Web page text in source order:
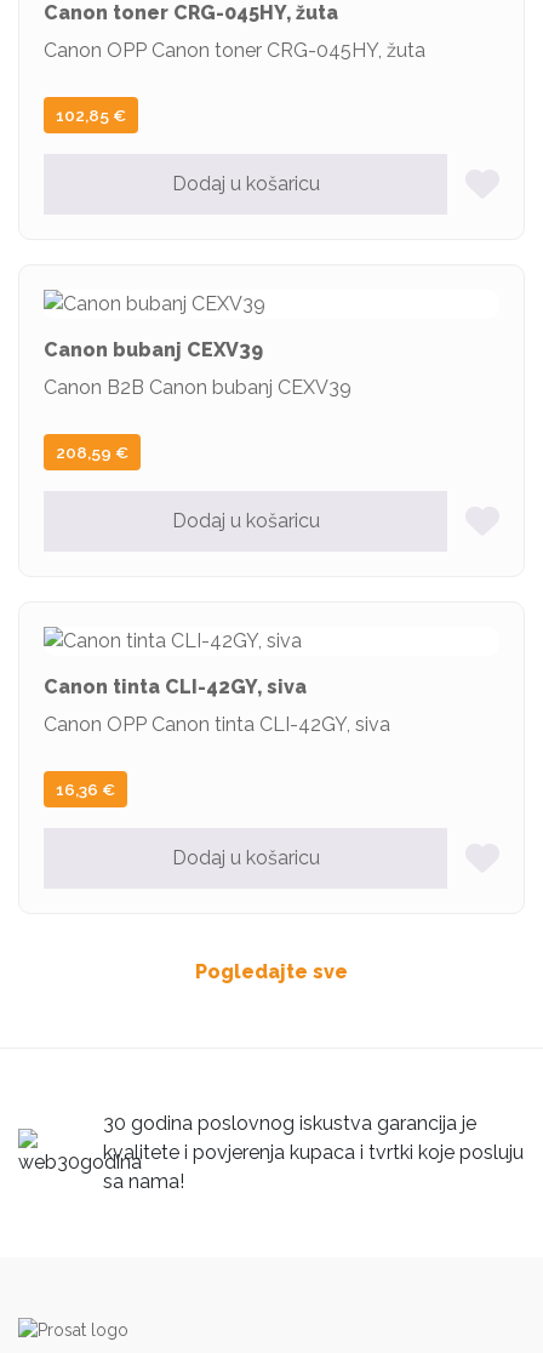
Canon toner CRG-045HY, žuta
Canon OPP Canon toner CRG-045HY, žuta
102,85 €
Dodaj u košaricu
Canon bubanj CEXV39
Canon B2B Canon bubanj CEXV39
208,59 €
Dodaj u košaricu
Canon tinta CLI-42GY, siva
Canon OPP Canon tinta CLI-42GY, siva
16,36 €
Dodaj u košaricu
Pogledajte sve
30 godina poslovnog iskustva garancija je
kvalitete i povjerenja kupaca i tvrtki koje posluju
sa nama!